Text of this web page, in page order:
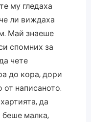
му гледаха
ли виждаха
Май знаеше
спомних за
чете
до кора, дори
написаното.
да
малка,